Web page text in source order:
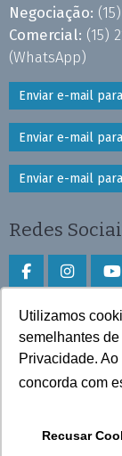
Utilizamos
semelhantes
Privacidade.
concorda com
Recusar
Negociação:
Comercial: (15)
(WhatsApp)
Enviar e-mail
Enviar e-mail
Enviar e-mail
Redes
Faça
Play Store e
Todos os